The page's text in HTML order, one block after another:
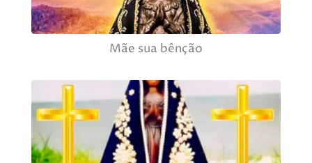
Mãe sua bênção